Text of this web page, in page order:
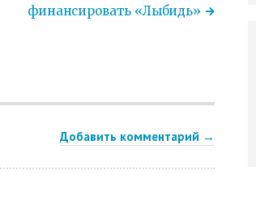
финансировать «Лыбидь»
Добавить комментарий →